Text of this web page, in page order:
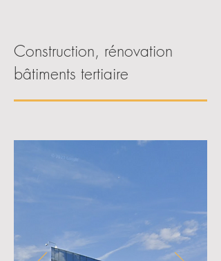
Construction, rénovation
bâtiments tertiaire